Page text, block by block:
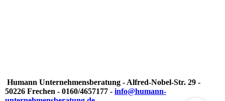
Humann Unternehmensberatung - Alfred-Nobel-Str. 29 -
50226 Frechen - 0160/4657177 - info@humann-